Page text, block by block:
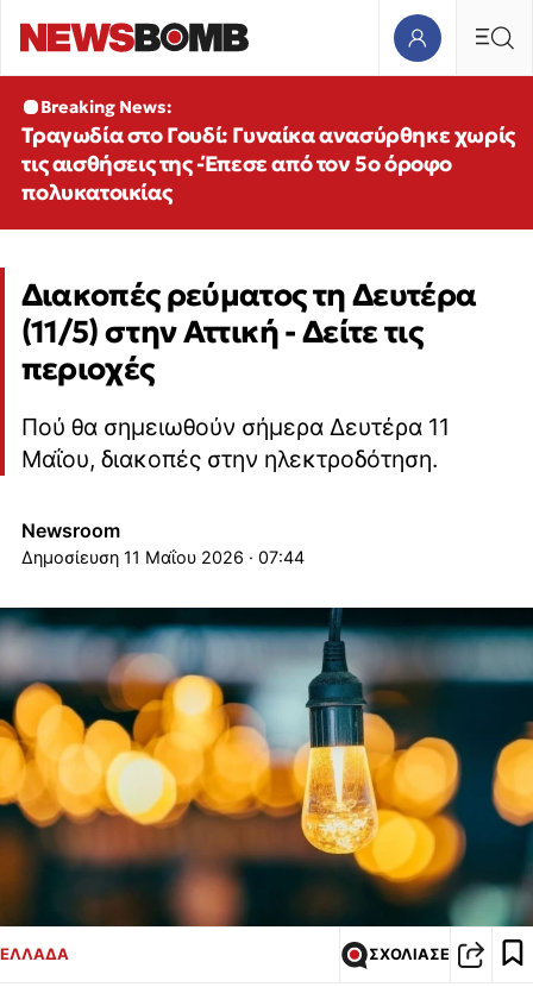
Breaking News:
Τραγωδία στο Γουδί: Γυναίκα ανασύρθηκε χωρίς
τις αισθήσεις της -Έπεσε από τον 5ο όροφο
πολυκατοικίας
Διακοπές ρεύματος τη Δευτέρα
(11/5) στην Αττική - Δείτε τις
περιοχές
Πού θα σημειωθούν σήμερα Δευτέρα 11
Μαΐου, διακοπές στην ηλεκτροδότηση.
Newsroom
11 Μαΐου 2026 · 07:44
ΕΛΛΑΔΑ ΣΧΟΛΙΑΣΕ